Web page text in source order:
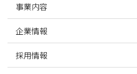
事業内容
企業情報
採用情報